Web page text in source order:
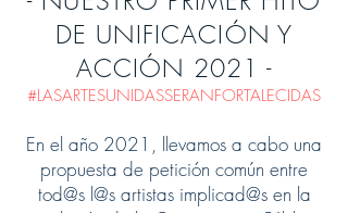
DE UNIFICACIÓN Y
ACCIÓN 2021 -
#LASARTESUNIDASSERANFORTALECIDAS
En el año 2021, llevamos a cabo una
propuesta de petición común entre
tod@s l@s artistas implicad@s en la